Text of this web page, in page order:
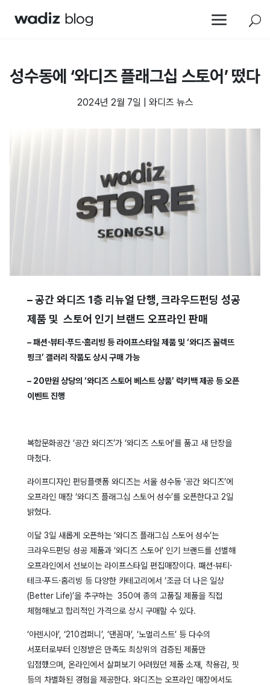
a U
성수동에 ‘와디즈 플래그십 스토어’ 떴다
2024년 2월 7일 와디즈 뉴스
– 공간 와디즈 1층 리뉴얼 단행, 크라우드펀딩 성공
제품 및 스토어 인기 브랜드 오프라인 판매
– 패션⋅뷰티⋅푸드⋅홈리빙 등 라이프스타일 제품 및 ‘와디즈 꼴렉뜨
핑크’ 갤러리 작품도 상시 구매 가능
– 20만원 상당의 ‘와디즈 스토어 베스트 상품’ 럭키백 제공 등 오픈
이벤트 진행
복합문화공간 ‘공간 와디즈’가 ‘와디즈 스토어’를 품고 새 단장을
마쳤다.
라이프디자인 펀딩플랫폼 와디즈는 서울 성수동 ‘공간 와디즈’에
오프라인 매장 ‘와디즈 플래그십 스토어 성수’를 오픈한다고 2일
밝혔다.
이달 3일 새롭게 오픈하는 ‘와디즈 플래그십 스토어 성수’는
크라우드펀딩 성공 제품과 ‘와디즈 스토어’ 인기 브랜드를 선별해
오프라인에서 선보이는 라이프스타일 편집매장이다. 패션⋅뷰티⋅
테크⋅푸드⋅홈리빙 등 다양한 카테고리에서 ‘조금 더 나은 일상
(Better Life)’을 추구하는 350여 종의 고품질 제품을 직접
체험해보고 합리적인 가격으로 상시 구매할 수 있다.
‘아렌시아’, ‘210컴퍼니’, ‘댄꼼마’, ‘노멀리스트’ 등 다수의
서포터로부터 인정받은 만족도 최상위의 검증된 제품만
입점했으며, 온라인에서 살펴보기 어려웠던 제품 소재, 착용감, 핏
등의 차별화된 경험을 제공한다. 와디즈는 오프라인 매장에서도